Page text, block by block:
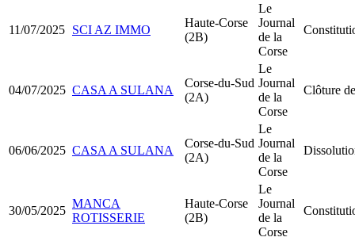
11/07/2025 SCI AZ IMMO
Haute-Corse
(2B)
Le
Journal
de la
Corse
04/07/2025 CASA A SULANA
Corse-du-Sud
(2A)
Le
Journal
de la
Corse
Clôture
06/06/2025 CASA A SULANA
Corse-du-Sud
(2A)
Le
Journal
de la
Corse
30/05/2025
MANCA
ROTISSERIE
Haute-Corse
(2B)
Le
Journal
de la
Corse